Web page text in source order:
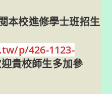
本校進修學士班招生
p/426-1123-
貴校師生多加參